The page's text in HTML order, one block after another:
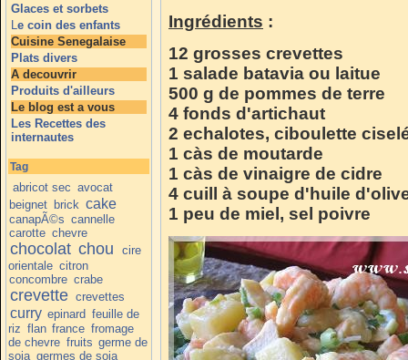
Glaces et sorbets
Le coin des enfants
Cuisine Senegalaise
Plats divers
A decouvrir
Produits d'ailleurs
Le blog est a vous
Les Recettes des
internautes
Tag
abricot sec avocat
beignet brick cake
canapÃ©s cannelle
carotte chevre
chocolat chou
cire
orientale citron
concombre crabe
crevette crevettes
curry epinard feuille de
riz flan france fromage
de chevre fruits germe de
soja germes de soja
Ingrédients :
12 grosses crevettes
1 salade batavia ou laitue
500 g de pommes de terre
4 fonds d'artichaut
2 echalotes, ciboulette
1 càs de moutarde
1 càs de vinaigre de cidre
4 cuill à soupe d'huile
1 peu de miel, sel poivre